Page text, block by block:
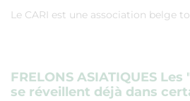
Le CARI est une association belge
FRELONS ASIATIQUES Les
se réveillent déjà dans